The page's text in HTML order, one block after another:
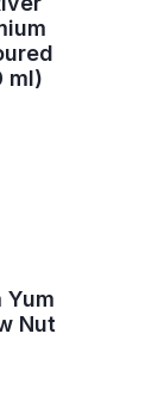
ml)
Yum
Nut